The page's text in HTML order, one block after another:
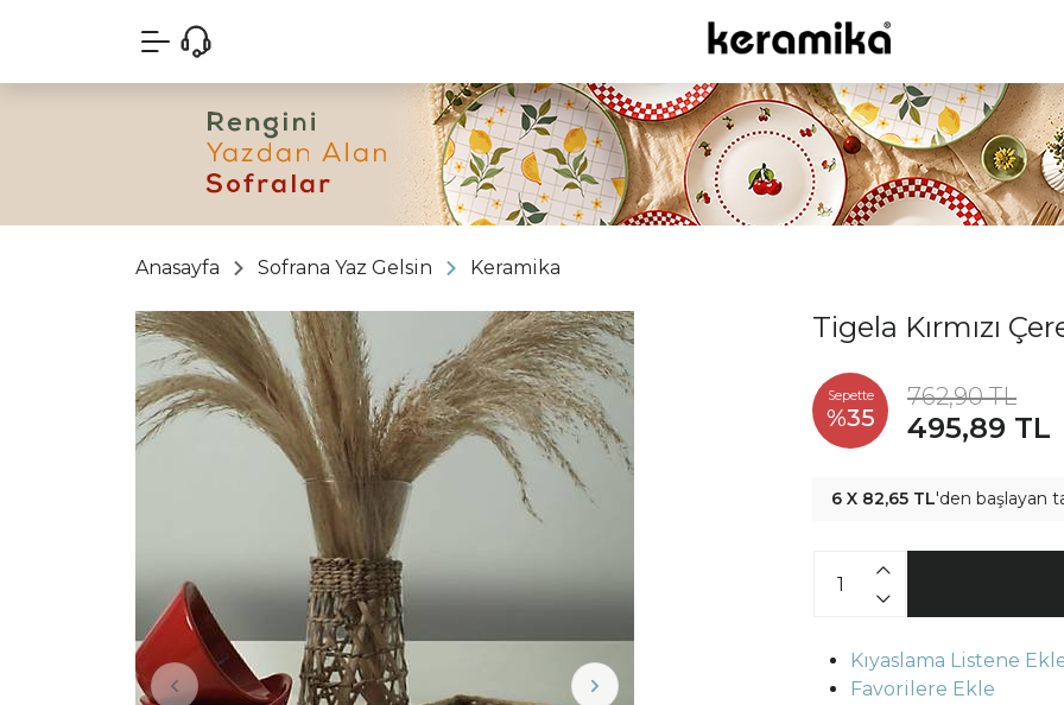
Anasayfa Sofrana Yaz Gelsin Keramika
Tigela Kırmızı
Sepette
%35
762,90 TL
495,89 TL
6 X 82,65 TL'den başlayan
Kıyaslama Listene
Favorilere Ekle